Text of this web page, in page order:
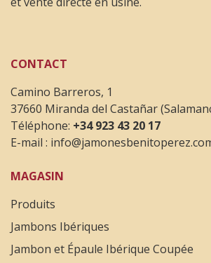
CONTACT
Camino Barreros, 1
37660 Miranda del Castañar
Téléphone: +34 923 43 20 17
E-mail :
MAGASIN
Produits
Jambons Ibériques
Jambon et Épaule Ibérique Coupée